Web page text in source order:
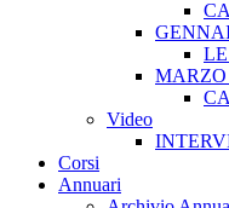
MARZO
Video
Corsi
Annuari